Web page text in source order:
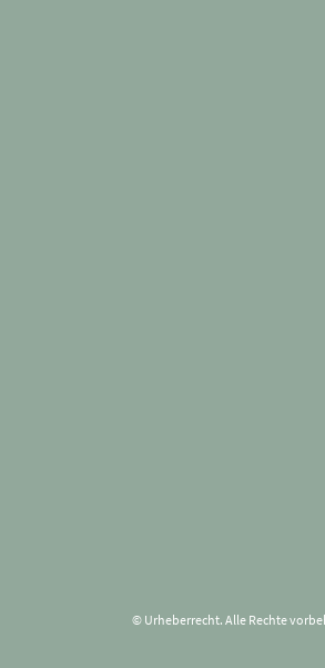
© Urheberrecht. Alle Rechte